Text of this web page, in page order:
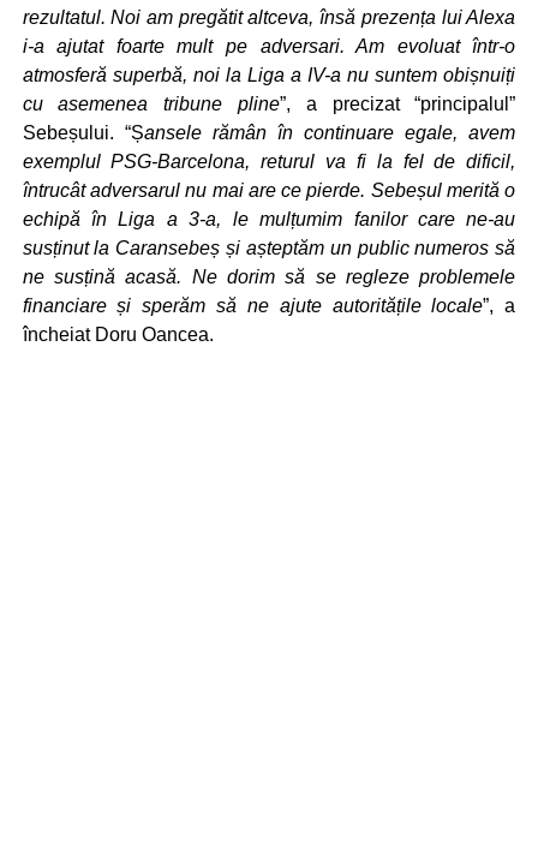
rezultatul. Noi am pregătit altceva, însă prezența lui Alexa
i-a ajutat foarte mult pe adversari. Am evoluat într-o
atmosferă superbă, noi la Liga a IV-a nu suntem obișnuiți
cu asemenea tribune pline”, a precizat “principalul”
Sebeșului. “Șansele rămân în continuare egale, avem
exemplul PSG-Barcelona, returul va fi la fel de dificil,
întrucât adversarul nu mai are ce pierde. Sebeșul merită o
echipă în Liga a 3-a, le mulțumim fanilor care ne-au
susținut la Caransebeș și așteptăm un public numeros să
ne susțină acasă. Ne dorim să se regleze problemele
financiare și sperăm să ne ajute autoritățile locale”, a
încheiat Doru Oancea.